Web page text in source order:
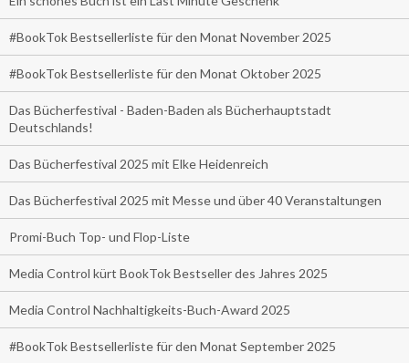
#BookTok Bestsellerliste für den Monat November 2025
#BookTok Bestsellerliste für den Monat Oktober 2025
Das Bücherfestival - Baden-Baden als Bücherhauptstadt
Deutschlands!
Das Bücherfestival 2025 mit Elke Heidenreich
Das Bücherfestival 2025 mit Messe und über 40 Veranstaltungen
Promi-Buch Top- und Flop-Liste
Media Control kürt BookTok Bestseller des Jahres 2025
Media Control Nachhaltigkeits-Buch-Award 2025
#BookTok Bestsellerliste für den Monat September 2025